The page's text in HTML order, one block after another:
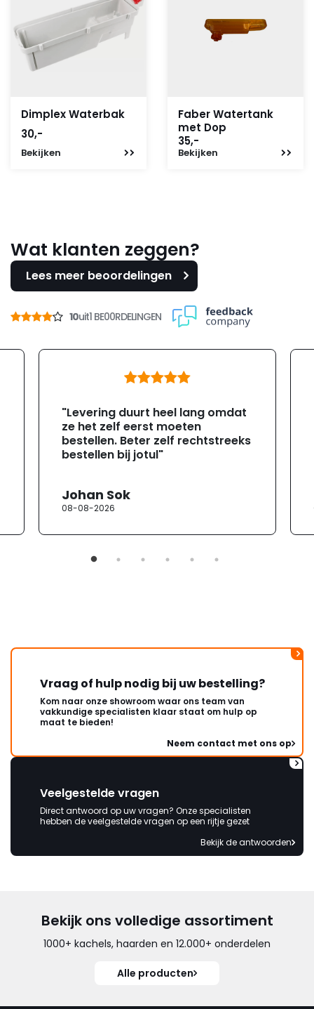
Dimplex Waterbak
30,-
Bekijken
Faber Watertank
met Dop
35,-
Bekijken
Wat klanten zeggen?
Lees meer beoordelingen
10uit1 BE00RDELINGEN
"Levering duurt heel lang omdat
ze het zelf eerst moeten
bestellen. Beter zelf rechtstreeks
bestellen bij jotul"
Johan Sok
08-08-2026
Vraag of hulp nodig bij uw bestelling?
Kom naar onze showroom waar ons team van
vakkundige specialisten klaar staat om hulp op
maat te bieden!
Neem contact met ons op
Veelgestelde vragen
Direct antwoord op uw vragen? Onze specialisten
hebben de veelgestelde vragen op een rijtje gezet
Bekijk de antwoorden
Bekijk ons volledige assortiment
1000+ kachels, haarden en 12.000+ onderdelen
Alle producten